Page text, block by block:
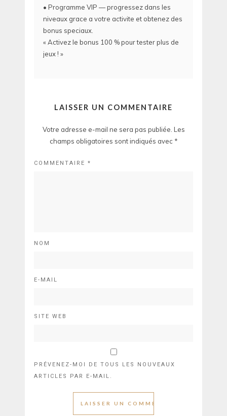
• Programme VIP — progressez dans les
niveaux grace a votre activite et obtenez des
bonus speciaux.
« Activez le bonus 100 % pour tester plus de
jeux ! »
LAISSER UN COMMENTAIRE
Votre adresse e-mail ne sera pas publiée. Les
champs obligatoires sont indiqués avec *
COMMENTAIRE *
NOM
E-MAIL
SITE WEB
PRÉVENEZ-MOI DE TOUS LES NOUVEAUX
ARTICLES PAR E-MAIL.